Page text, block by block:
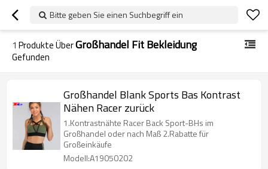
Bitte geben Sie einen Suchbegriff ein
1 Produkte ÜberGroßhandel Fit Bekleidung
Gefunden
Großhandel Blank Sports Bas Kontrast
Nähen Racer zurück
1.Kontrastnähte Racer Back Sport-BHs im
Großhandel oder nach Maß 2.Rabatte für
Großeinkäufe
Modell:A19050202